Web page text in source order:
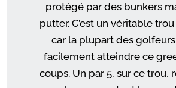
protégé par des bunkers
putter. C’est un véritable
car la plupart des
facilement atteindre ce
coups. Un par 5, sur ce trou,